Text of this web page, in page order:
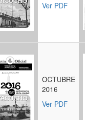
Ver PDF
OCTUBRE
2016
Ver PDF